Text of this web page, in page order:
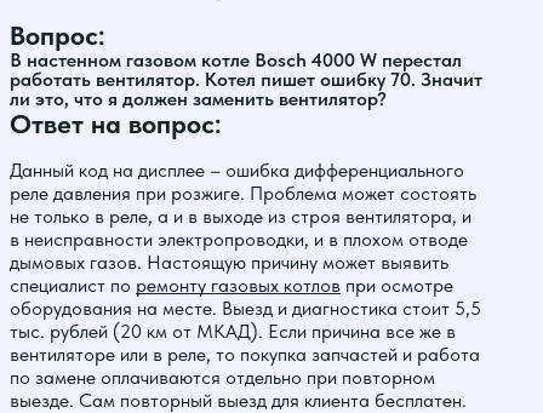
Вопрос:
В настенном газовом котле Bosch 4000 W перестал
работать вентилятор. Котел пишет ошибку 70. Значит
ли это, что я должен заменить вентилятор?
Ответ на вопрос:
Данный код на дисплее – ошибка дифференциального
реле давления при розжиге. Проблема может состоять
не только в реле, а и в выходе из строя вентилятора, и
в неисправности электропроводки, и в плохом отводе
дымовых газов. Настоящую причину может выявить
специалист по ремонту газовых котлов при осмотре
оборудования на месте. Выезд и диагностика стоит 5,5
тыс. рублей (20 км от МКАД). Если причина все же в
вентиляторе или в реле, то покупка запчастей и работа
по замене оплачиваются отдельно при повторном
выезде. Сам повторный выезд для клиента бесплатен.